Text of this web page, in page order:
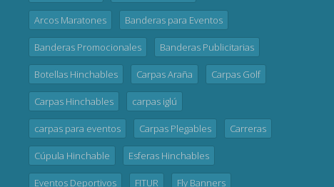
Arcos Maratones Banderas para Eventos
Banderas Promocionales Banderas Publicitarias
Botellas Hinchables Carpas Araña Carpas Golf
Carpas Hinchables carpas iglú
carpas para eventos Carpas Plegables Carreras
Cúpula Hinchable Esferas Hinchables
Eventos Deportivos FITUR Fly Banners